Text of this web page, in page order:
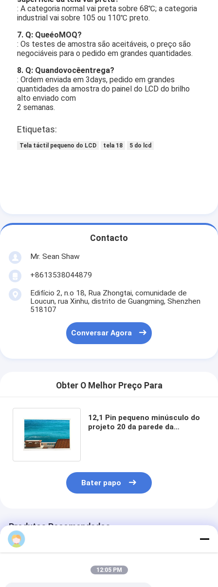
: A categoria normal vai preta sobre 68℃; a categoria
industrial vai sobre 105 ou 110℃ preto.
7. Q: QueéoMOQ?
: Os testes de amostra são aceitáveis, o preço são
negociáveis para o pedido em grandes quantidades.
8. Q: Quandovocêentrega?
: Ordem enviada em 3days, pedido em grandes
quantidades da amostra do painel do LCD do brilho
alto enviado com
2 semanas.
Etiquetas:
Tela táctil pequeno do LCD tela 18 5 do lcd
Contacto
Mr. Sean Shaw
+8613538044879
Edifício 2, n.o 18, Rua Zhongtai, comunidade de
Loucun, rua Xinhu, distrito de Guangming, Shenzhen
518107
Conversar Agora
Obter O Melhor Preço Para
12,1 Pin pequeno minúsculo do
projeto 20 da parede da
Bater papo
Produtos Recomendados
12:05 PM